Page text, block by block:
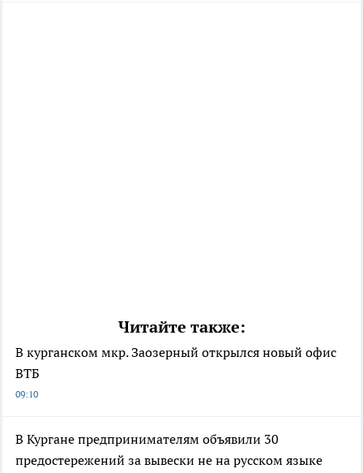
Читайте также:
В курганском мкр. Заозерный открылся новый офис
ВТБ
09:10
В Кургане предпринимателям объявили 30
предостережений за вывески не на русском языке